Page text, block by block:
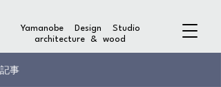
Yamanobe Design Studio
architecture & wood
記事